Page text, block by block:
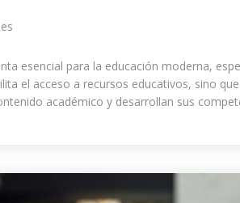
esencial para la educación moderna,
el acceso a recursos educativos, sino
académico y desarrollan sus